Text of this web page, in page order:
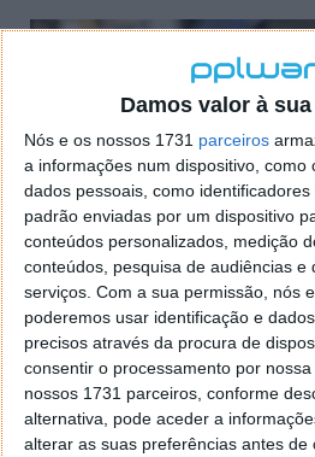
Damos valor à
Nós e os nossos 1731 parceiros
a informações num dispositivo, como
dados pessoais, como
padrão enviadas por um dispositivo
conteúdos personalizados, medição
conteúdos, pesquisa de audiências e
serviços. Com a sua permissão, nós
poderemos usar identificação e
precisos através da procura de
consentir o processamento por
nossos 1731 parceiros, conforme
alternativa, pode aceder a
alterar as suas preferências antes de